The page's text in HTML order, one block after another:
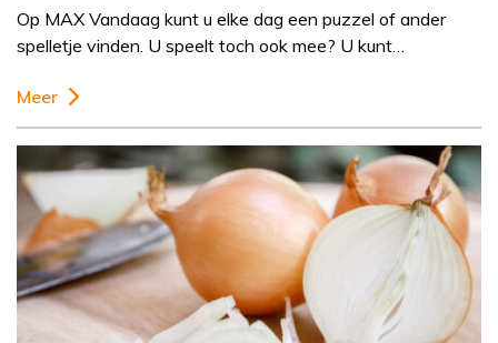
Op MAX Vandaag kunt u elke dag een puzzel of ander
spelletje vinden. U speelt toch ook mee? U kunt…
Meer